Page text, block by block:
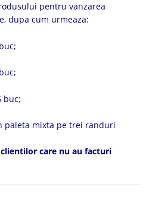
pentru vanzarea
dupa cum urmeaza:
buc;
paleta mixta pe trei randuri
care nu au facturi